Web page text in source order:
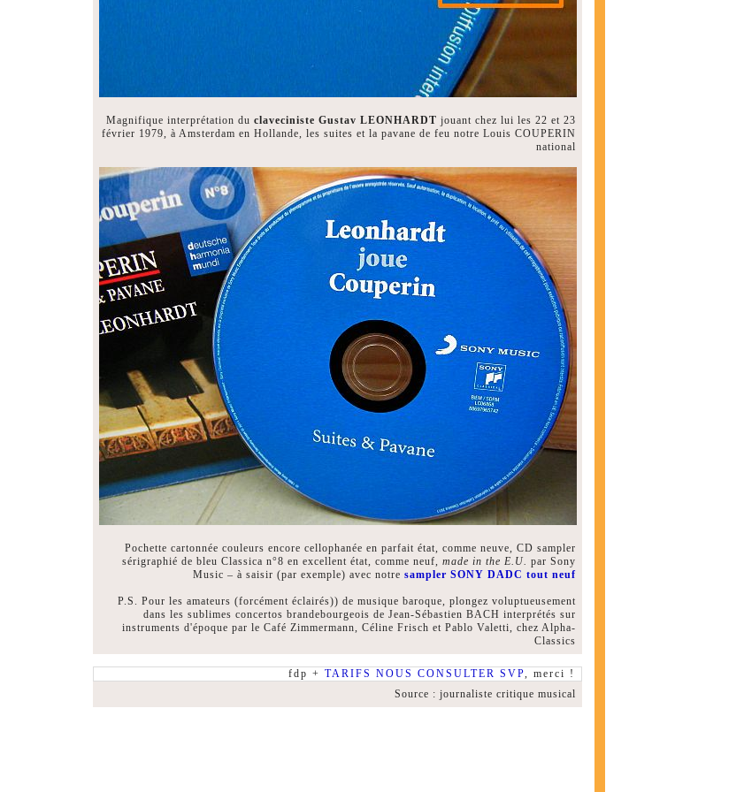
Magnifique interprétation du claveciniste Gustav LEONHARDT jouant chez lui les 22 et 23
février 1979, à Amsterdam en Hollande, les suites et la pavane de feu notre Louis COUPERIN
national
Pochette cartonnée couleurs encore cellophanée en parfait état, comme neuve, CD sampler
sérigraphié de bleu Classica n°8 en excellent état, comme neuf, made in the E.U. par Sony
Music – à saisir (par exemple) avec notre sampler SONY DADC tout neuf
P.S. Pour les amateurs (forcément éclairés)) de musique baroque, plongez voluptueusement
dans les sublimes concertos brandebourgeois de Jean-Sébastien BACH interprétés sur
instruments d'époque par le Café Zimmermann, Céline Frisch et Pablo Valetti, chez Alpha-
Classics
fdp + TARIFS NOUS CONSULTER SVP, merci !
Source : journaliste critique musical